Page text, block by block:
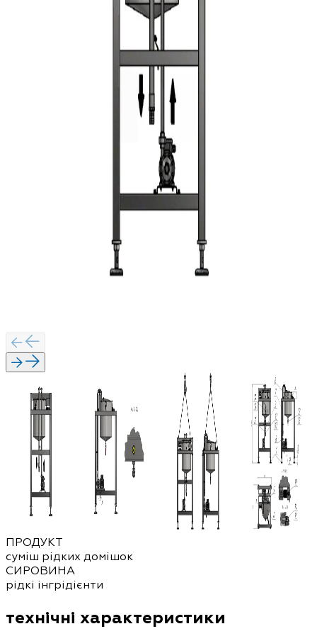
ПРОДУКТ
суміш рідких домішок
СИРОВИНА
рідкі інгрідієнти
технічні характеристики